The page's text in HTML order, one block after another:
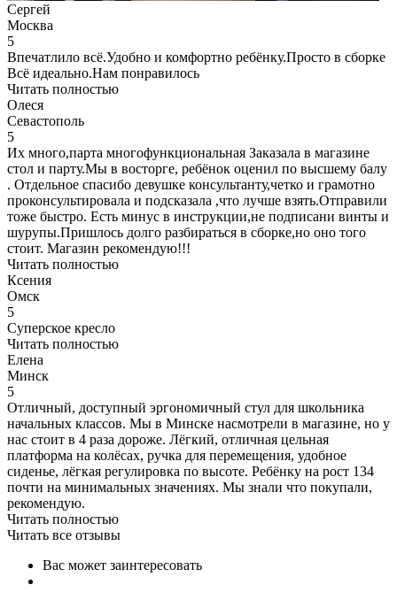
Сергей
Москва
5
Впечатлило всё.Удобно и комфортно ребёнку.Просто в сборке
Всё идеально.Нам понравилось
Читать полностью
Олеся
Севастополь
5
Их много,парта многофункциональная Заказала в магазине
стол и парту.Мы в восторге, ребёнок оценил по высшему балу
. Отдельное спасибо девушке консультанту,четко и грамотно
проконсультировала и подсказала ,что лучше взять.Отправили
тоже быстро. Есть минус в инструкции,не подписани винты и
шурупы.Пришлось долго разбираться в сборке,но оно того
стоит. Магазин рекомендую!!!
Читать полностью
Ксения
Омск
5
Суперское кресло
Читать полностью
Елена
Минск
5
Отличный, доступный эргономичный стул для школьника
начальных классов. Мы в Минске насмотрели в магазине, но у
нас стоит в 4 раза дороже. Лёгкий, отличная цельная
платформа на колёсах, ручка для перемещения, удобное
сиденье, лёгкая регулировка по высоте. Ребёнку на рост 134
почти на минимальных значениях. Мы знали что покупали,
рекомендую.
Читать полностью
Читать все отзывы
Вас может заинтересовать